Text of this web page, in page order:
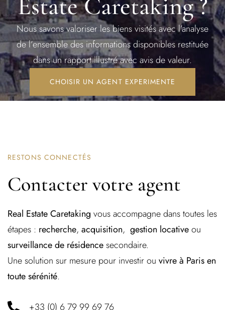
Nous savons valoriser les biens visités avec l’analyse
de l’ensemble des informations disponibles restituée
dans un rapport illustré avec avis de valeur.
CHOISIR UN AGENT EXPERIMENTE
RESTONS CONNECTÉS
Contacter votre agent
Real Estate Caretaking vous accompagne dans toutes les
étapes : recherche, acquisition, gestion locativeou
surveillance de résidencesecondaire.
Une solution sur mesure pour investir ou vivre à Paris en
toute sérénité.
+33 (0) 6 79 99 69 76
REGISTER